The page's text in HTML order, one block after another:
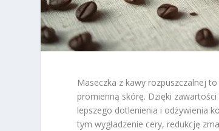
Maseczka z kawy rozpuszczalnej
promienną skórę. Dzięki
lepszego dotlenienia i odżywienia
tym wygładzenie cery, redukcję